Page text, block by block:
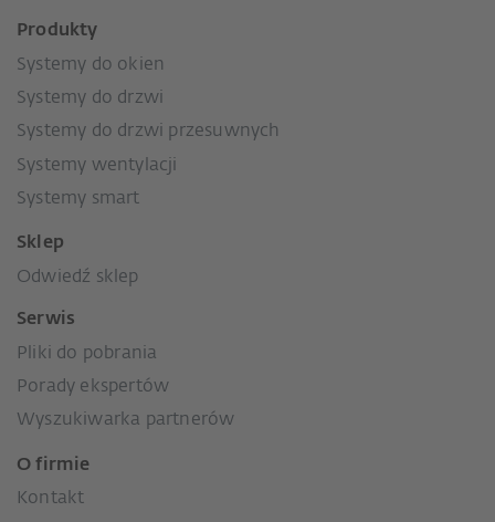
Produkty
Systemy do okien
Systemy do drzwi
Systemy do drzwi przesuwnych
Systemy wentylacji
Systemy smart
Sklep
Odwiedź sklep
Serwis
Pliki do pobrania
Porady ekspertów
Wyszukiwarka partnerów
O firmie
Kontakt